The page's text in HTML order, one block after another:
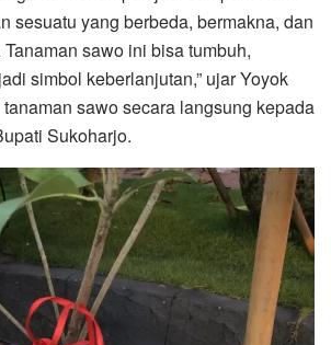
sesuatu yang berbeda, bermakna, dan
sawo ini bisa tumbuh,
simbol keberlanjutan,” ujar Yoyok
sawo secara langsung kepada
Sukoharjo.